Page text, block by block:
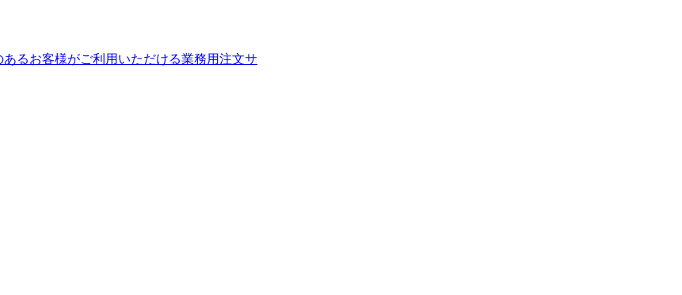
るお客様がご利用いただける業務用注文サ